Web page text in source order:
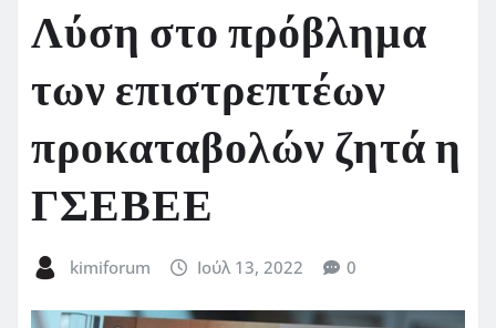
Λύση στο πρόβλημα
των επιστρεπτέων
προκαταβολών ζητά η
ΓΣΕΒΕΕ
kimiforum Ιούλ 13, 2022 0